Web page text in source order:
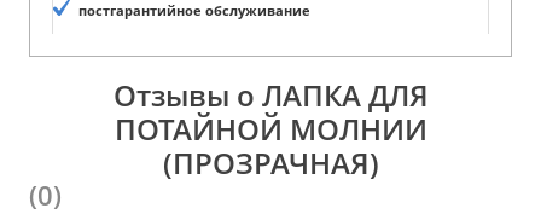
постгарантийное обслуживание
Отзывы о ЛАПКА ДЛЯ
ПОТАЙНОЙ МОЛНИИ
(ПРОЗРАЧНАЯ)
(0)